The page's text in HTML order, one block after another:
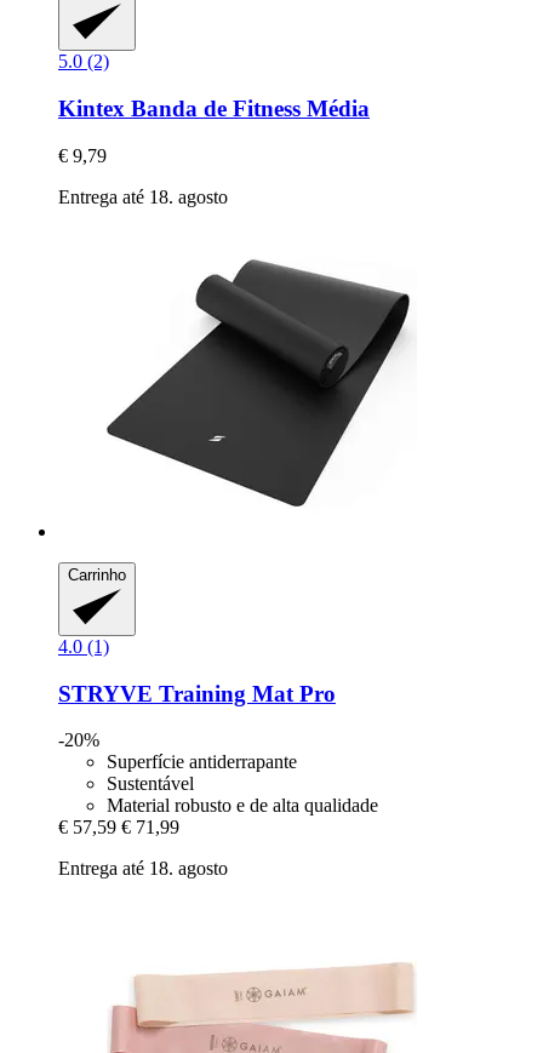
5.0 (2)
Kintex Banda de Fitness Média
€ 9,79
Entrega até 18. agosto
Carrinho
4.0 (1)
STRYVE Training Mat Pro
-20%
Superfície antiderrapante
Sustentável
Material robusto e de alta qualidade
€ 57,59 € 71,99
Entrega até 18. agosto